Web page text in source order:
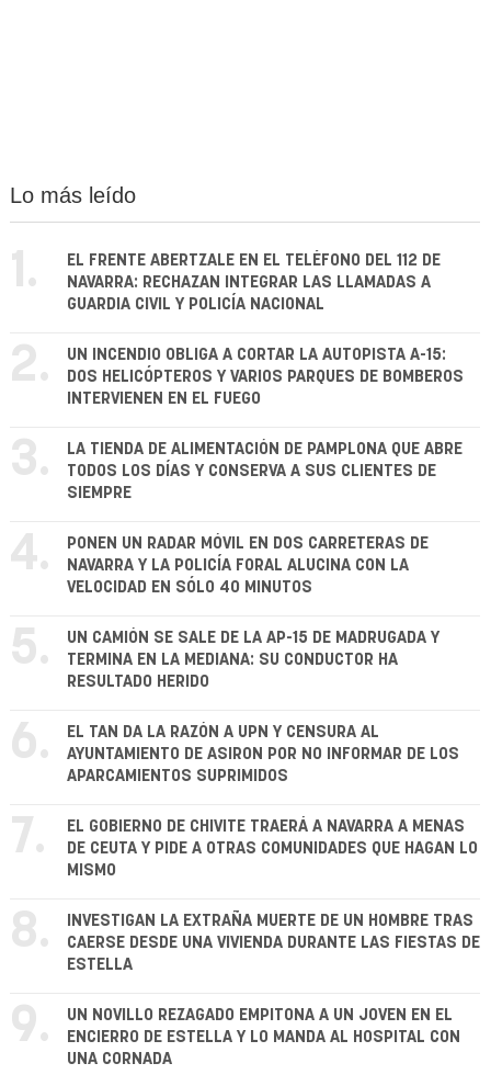
Lo más leído
1.
EL FRENTE ABERTZALE EN EL TELÉFONO DEL 112 DE
NAVARRA: RECHAZAN INTEGRAR LAS LLAMADAS A
GUARDIA CIVIL Y POLICÍA NACIONAL
2.
UN INCENDIO OBLIGA A CORTAR LA AUTOPISTA A-15:
DOS HELICÓPTEROS Y VARIOS PARQUES DE BOMBEROS
INTERVIENEN EN EL FUEGO
3.
LA TIENDA DE ALIMENTACIÓN DE PAMPLONA QUE ABRE
TODOS LOS DÍAS Y CONSERVA A SUS CLIENTES DE
SIEMPRE
4.
PONEN UN RADAR MÓVIL EN DOS CARRETERAS DE
NAVARRA Y LA POLICÍA FORAL ALUCINA CON LA
VELOCIDAD EN SÓLO 40 MINUTOS
5.
UN CAMIÓN SE SALE DE LA AP-15 DE MADRUGADA Y
TERMINA EN LA MEDIANA: SU CONDUCTOR HA
RESULTADO HERIDO
6.
EL TAN DA LA RAZÓN A UPN Y CENSURA AL
AYUNTAMIENTO DE ASIRON POR NO INFORMAR DE LOS
APARCAMIENTOS SUPRIMIDOS
7.
EL GOBIERNO DE CHIVITE TRAERÁ A NAVARRA A MENAS
DE CEUTA Y PIDE A OTRAS COMUNIDADES QUE HAGAN LO
MISMO
8.
INVESTIGAN LA EXTRAÑA MUERTE DE UN HOMBRE TRAS
CAERSE DESDE UNA VIVIENDA DURANTE LAS FIESTAS DE
ESTELLA
9.
UN NOVILLO REZAGADO EMPITONA A UN JOVEN EN EL
ENCIERRO DE ESTELLA Y LO MANDA AL HOSPITAL CON
UNA CORNADA